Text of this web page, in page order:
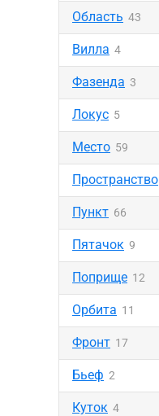
Область 43
Вилла 4
Фазенда 3
Локус 5
Место 59
Пространство
Пункт 66
Пятачок 9
Поприще 12
Орбита 11
Фронт 17
Бьеф 2
Куток 4